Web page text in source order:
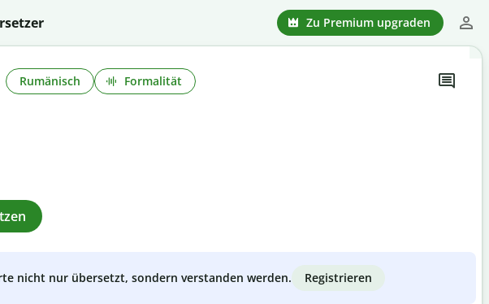
Zu Premium upgraden
Rumänisch Formalität
nicht nur übersetzt, sondern verstanden werden. Registrieren